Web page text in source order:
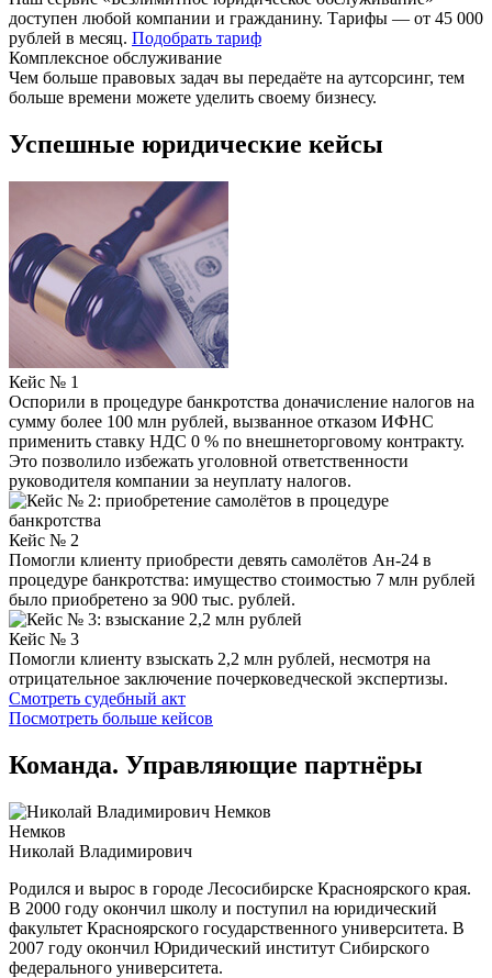
доступен любой компании и гражданину. Тарифы — от 45 000
рублей в месяц. Подобрать тариф
Комплексное обслуживание
Чем больше правовых задач вы передаёте на аутсорсинг, тем
больше времени можете уделить своему бизнесу.
Успешные юридические кейсы
Кейс № 1
Оспорили в процедуре банкротства доначисление налогов на
сумму более 100 млн рублей, вызванное отказом ИФНС
применить ставку НДС 0 % по внешнеторговому контракту.
Это позволило избежать уголовной ответственности
руководителя компании за неуплату налогов.
Кейс № 2
Помогли клиенту приобрести девять самолётов Ан-24 в
процедуре банкротства: имущество стоимостью 7 млн рублей
было приобретено за 900 тыс. рублей.
Кейс № 3
Помогли клиенту взыскать 2,2 млн рублей, несмотря на
отрицательное заключение почерковедческой экспертизы.
Смотреть судебный акт
Посмотреть больше кейсов
Команда. Управляющие партнёры
Немков
Николай Владимирович
Родился и вырос в городе Лесосибирске Красноярского края.
В 2000 году окончил школу и поступил на юридический
факультет Красноярского государственного университета. В
2007 году окончил Юридический институт Сибирского
федерального университета.